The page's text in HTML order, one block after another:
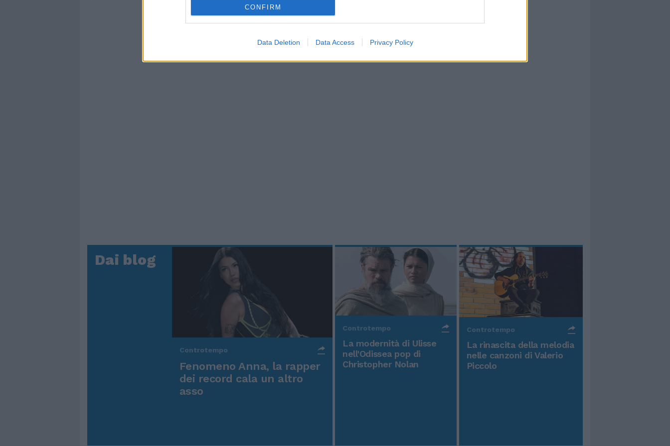
CONFIRM
Data Deletion Data Access Privacy Policy
Dai blog
Controtempo
Fenomeno Anna, la rapper
dei record cala un altro
asso
Controtempo
La modernità di Ulisse
nell'Odissea pop di
Christopher Nolan
Controtempo
La rinascita della melodia
nelle canzoni di Valerio
Piccolo